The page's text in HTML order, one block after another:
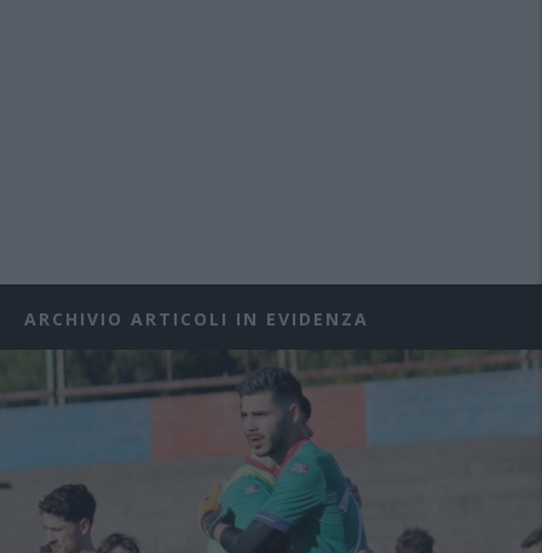
ARCHIVIO ARTICOLI IN EVIDENZA